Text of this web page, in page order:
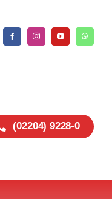
(02204) 9228-0